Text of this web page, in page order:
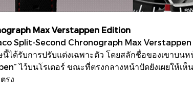
Max Verstappen Edition
Split-Second Chronograph Max
นี้ได้รับการปรับแต่งเฉพาะตัว โดยสลักชื่อของเขาบ
ไว้บนโรเตอร์ ขณะที่ตรงกลางหน้าปัดยังเผยให้
รง